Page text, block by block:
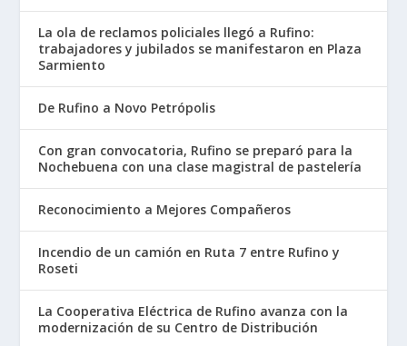
La ola de reclamos policiales llegó a Rufino:
trabajadores y jubilados se manifestaron en Plaza
Sarmiento
De Rufino a Novo Petrópolis
Con gran convocatoria, Rufino se preparó para la
Nochebuena con una clase magistral de pastelería
Reconocimiento a Mejores Compañeros
Incendio de un camión en Ruta 7 entre Rufino y
Roseti
La Cooperativa Eléctrica de Rufino avanza con la
modernización de su Centro de Distribución